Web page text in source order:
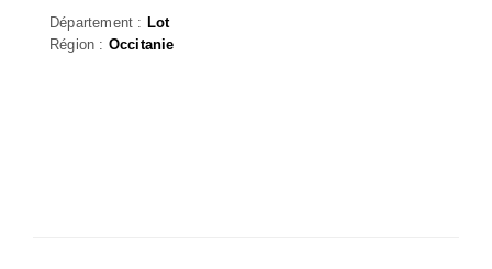
Département : Lot
Région : Occitanie